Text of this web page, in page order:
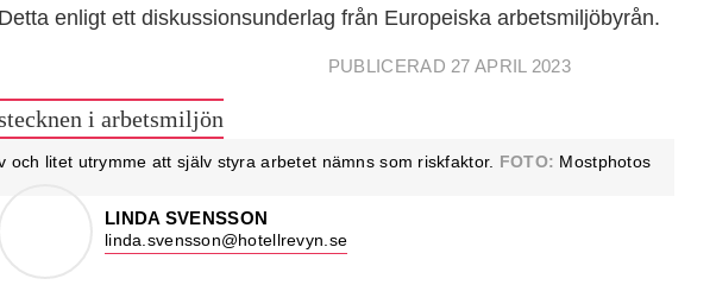
Detta enligt ett diskussions­underlag från Europeiska arbets­miljöbyrån.
PUBLICERAD 27 APRIL 2023
och litet utrymme att själv styra arbetet nämns som riskfaktor. FOTO: Mostphotos
LINDA SVENSSON
linda.svensson@hotellrevyn.se